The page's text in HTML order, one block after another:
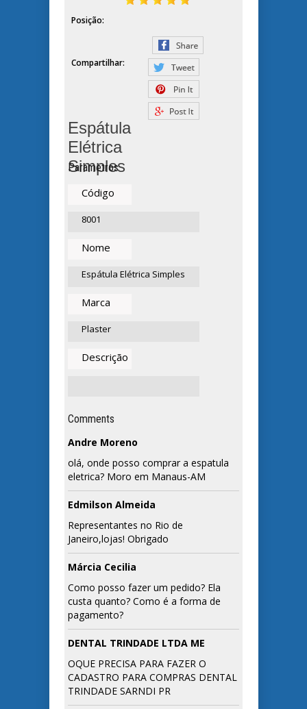
Espátula
Elétrica
Simples
Posição:
Compartilhar:
Parametros
Código
8001
Nome
Espátula Elétrica Simples
Marca
Plaster
Descrição
Comments
Andre Moreno
olá, onde posso comprar a espatula
eletrica? Moro em Manaus-AM
Edmilson Almeida
Representantes no Rio de
Janeiro,lojas! Obrigado
Márcia Cecilia
Como posso fazer um pedido? Ela
custa quanto? Como é a forma de
pagamento?
DENTAL TRINDADE LTDA ME
OQUE PRECISA PARA FAZER O
CADASTRO PARA COMPRAS DENTAL
TRINDADE SARNDI PR